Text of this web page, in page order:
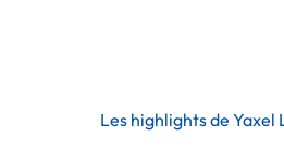
Les highlights de Yaxel